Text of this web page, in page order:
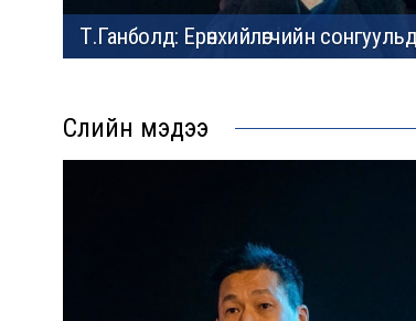
Т.Ганболд: Ерөнхийлөгчийн
Сүүлийн мэдээ